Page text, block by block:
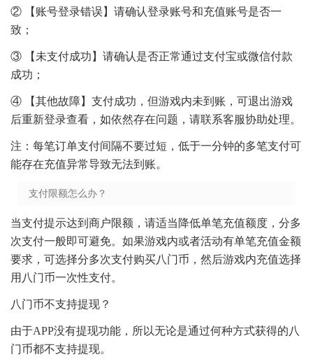
② 【账号登录错误】请确认登录账号和充值账号是否一
致；
③ 【未支付成功】请确认是否正常通过支付宝或微信付款
成功；
④ 【其他故障】支付成功，但游戏内未到账，可退出游戏
后重新登录查看，如依然存在问题，请联系客服协助处理。
注：每笔订单支付间隔不要过短，低于一分钟的多笔支付可
能存在充值异常导致无法到账。
支付限额怎么办？
当支付提示达到商户限额，请适当降低单笔充值额度，分多
次支付一般即可避免。如果游戏内或者活动有单笔充值金额
要求，可选择分多次支付购买八门币，然后游戏内充值选择
用八门币一次性支付。
八门币不支持提现？
由于APP没有提现功能，所以无论是通过何种方式获得的八
门币都不支持提现。